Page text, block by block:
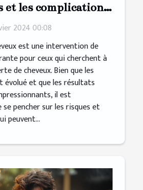
et les complications
2024 00:08
est une intervention de
pour ceux qui cherchent à
de cheveux. Bien que les
évolué et que les résultats
il est
se pencher sur les risques et
peuvent...